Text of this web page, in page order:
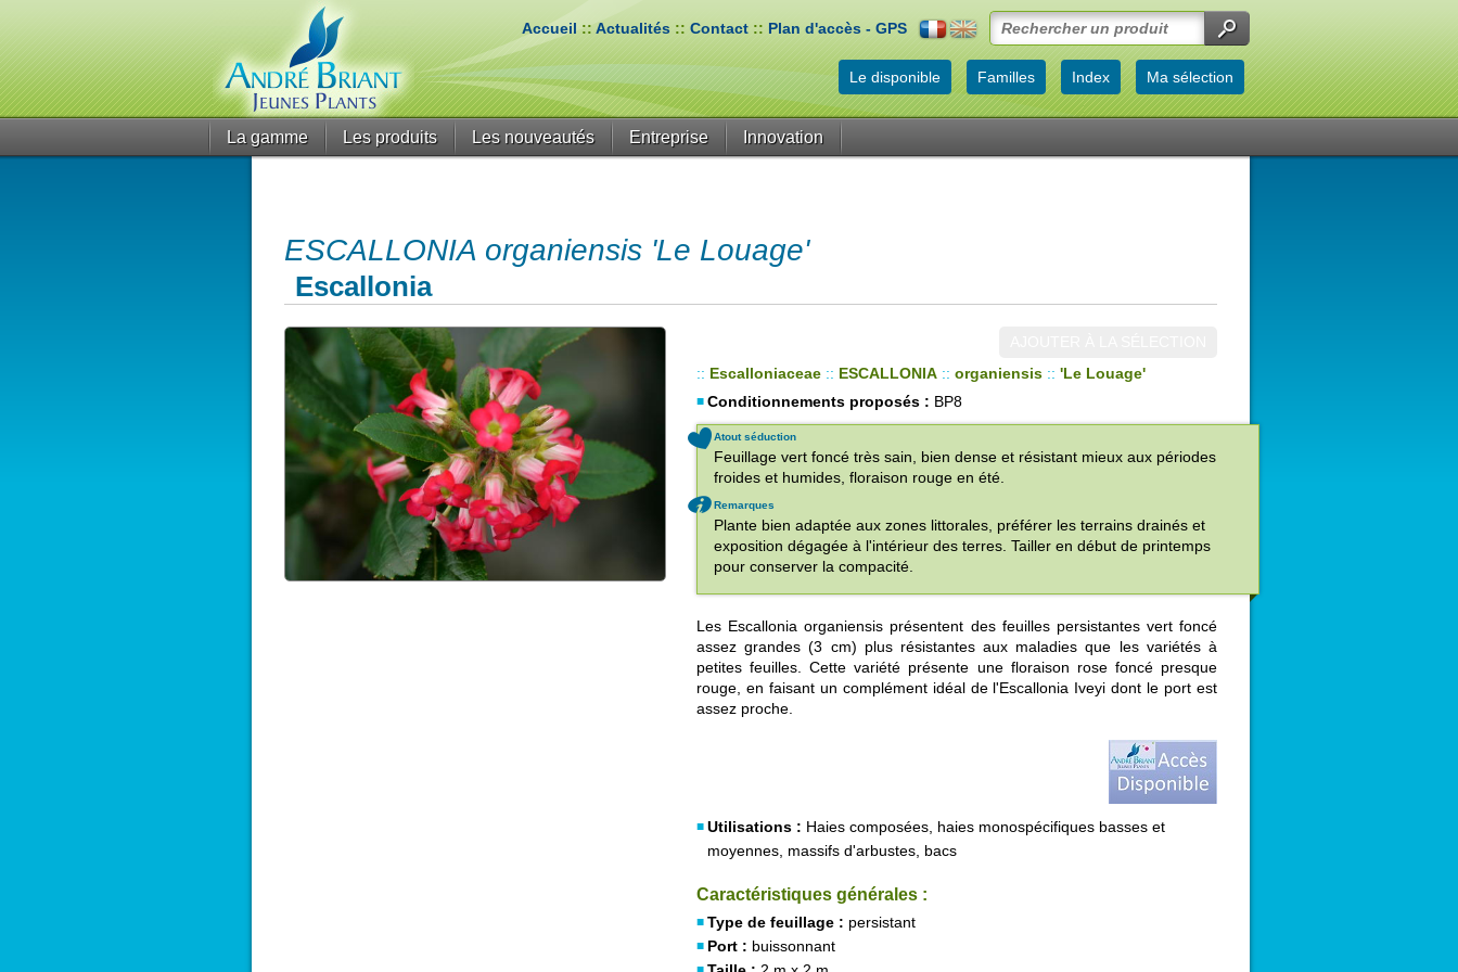
Accueil::Actualités :: Contact :: Plan d'accès - GPS
Le disponible Familles Index Ma sélection
La gamme Les produits Les nouveautés Entreprise Innovation
ESCALLONIA organiensis 'Le Louage'
Escallonia
:: Escalloniaceae :: ESCALLONIA :: organiensis :: 'Le Louage'
Conditionnements proposés : BP8
Atout séduction
Feuillage vert foncé très sain, bien dense et résistant mieux aux périodes
froides et humides, floraison rouge en été.
Remarques
Plante bien adaptée aux zones littorales, préférer les terrains drainés et
exposition dégagée à l'intérieur des terres. Tailler en début de printemps
pour conserver la compacité.
Les Escallonia organiensis présentent des feuilles persistantes vert foncé
assez grandes (3 cm) plus résistantes aux maladies que les variétés à
petites feuilles. Cette variété présente une floraison rose foncé presque
rouge, en faisant un complément idéal de l'Escallonia Iveyi dont le port est
assez proche.
Utilisations : Haies composées, haies monospécifiques basses et
moyennes, massifs d'arbustes, bacs
Caractéristiques générales :
Type de feuillage : persistant
Port : buissonnant